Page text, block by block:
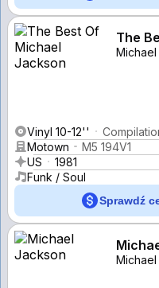
The
Vinyl 10-12''
Motown
M5 194V1
US
1981
Funk / Soul
Sprawdź